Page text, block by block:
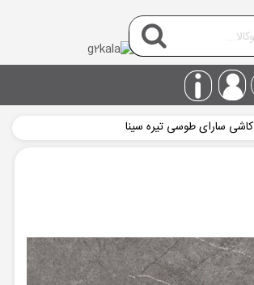
کاشی سارای طوسی تیره سینا